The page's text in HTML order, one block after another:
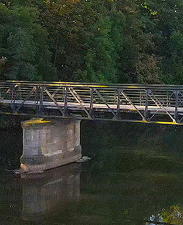
this site and the user experience (tracking
note that if you reject them, you may not